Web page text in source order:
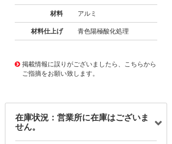
材料 アルミ
材料仕上げ 青色陽極酸化処理
掲載情報に誤りがございましたら、こちらから
ご指摘をお願い致します。
在庫状況：営業所に在庫はございま
せん。